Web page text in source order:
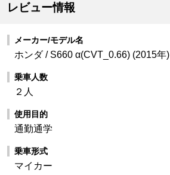
レビュー情報
メーカー/モデル名
ホンダ / S660 α(CVT_0.66) (2015年)
乗車人数
２人
使用目的
通勤通学
乗車形式
マイカー